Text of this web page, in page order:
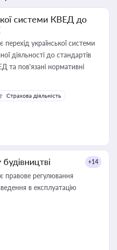
системи КВЕД до
української системи
діяльності до стандартів
та пов'язані нормативні
Страхова діяльність
+14
правове регулювання
в експлуатацію